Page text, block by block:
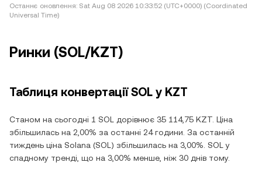
Останнє оновлення: Sat Aug 08 2026 10:33:52 (UTC+0000) (Coordinated
Universal Time)
Ринки (SOL/KZT)
Таблиця конвертації SOL у KZT
Станом на сьогодні 1 SOL дорівнює 35 114,75 KZT. Ціна
збільшилась на 2,00% за останні 24 години. За останній
тиждень ціна Solana (SOL) збільшилась на 3,00%. SOL у
спадному тренді, що на 3,00% менше, ніж 30 днів тому.